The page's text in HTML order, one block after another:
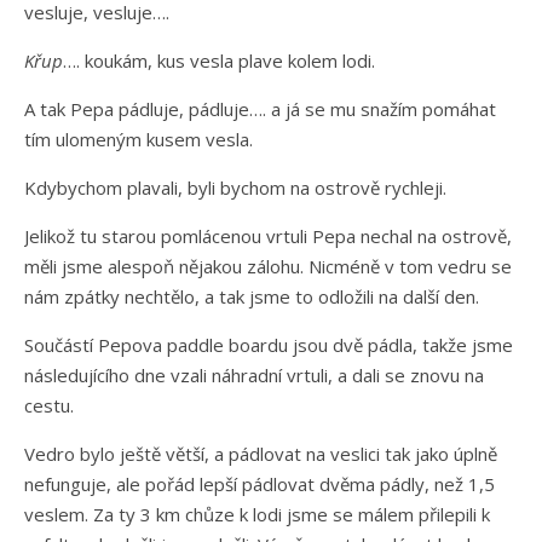
vesluje, vesluje….
Křup…. koukám, kus vesla plave kolem lodi.
A tak Pepa pádluje, pádluje…. a já se mu snažím pomáhat
tím ulomeným kusem vesla.
Kdybychom plavali, byli bychom na ostrově rychleji.
Jelikož tu starou pomlácenou vrtuli Pepa nechal na ostrově,
měli jsme alespoň nějakou zálohu. Nicméně v tom vedru se
nám zpátky nechtělo, a tak jsme to odložili na další den.
Součástí Pepova paddle boardu jsou dvě pádla, takže jsme
následujícího dne vzali náhradní vrtuli, a dali se znovu na
cestu.
Vedro bylo ještě větší, a pádlovat na veslici tak jako úplně
nefunguje, ale pořád lepší pádlovat dvěma pádly, než 1,5
veslem. Za ty 3 km chůze k lodi jsme se málem přilepili k